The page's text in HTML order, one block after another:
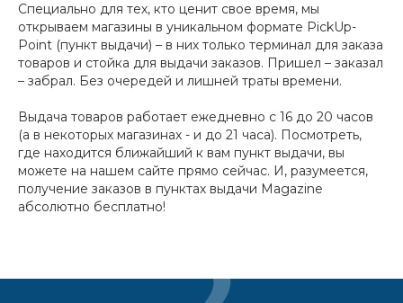
Специально для тех, кто ценит свое время, мы
открываем магазины в уникальном формате PickUp-
Point (пункт выдачи) – в них только терминал для заказа
товаров и стойка для выдачи заказов. Пришел – заказал
– забрал. Без очередей и лишней траты времени.
Выдача товаров работает ежедневно с 16 до 20 часов
(а в некоторых магазинах - и до 21 часа). Посмотреть,
где находится ближайший к вам пункт выдачи, вы
можете на нашем сайте прямо сейчас. И, разумеется,
получение заказов в пунктах выдачи Magazine
абсолютно бесплатно!